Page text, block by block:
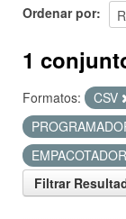
Ordenar por
1
Formatos: CSV
Filtrar